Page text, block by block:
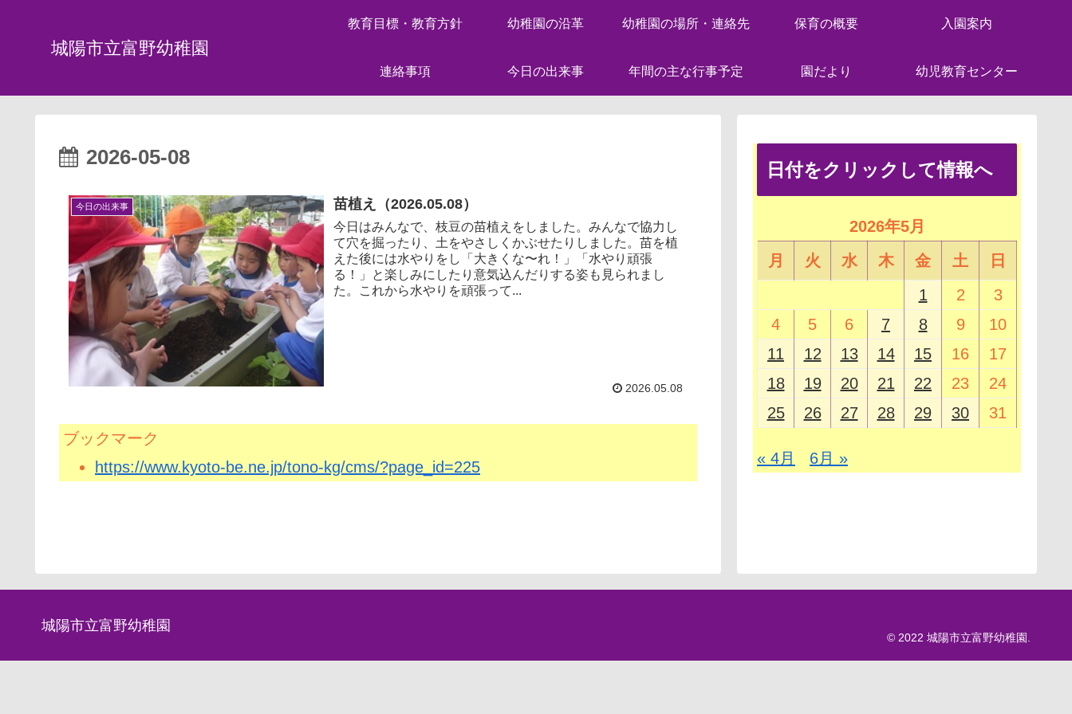
城陽市立富野幼稚園
教育目標・教育方針 幼稚園の沿革 幼稚園の場所・連絡先 保育の概要 入園案内
連絡事項 今日の出来事 年間の主な行事予定 園だより 幼児教育センター
2026-05-08
今日の出来事 苗植え（2026.05.08）
今日はみんなで、枝豆の苗植えをしました。みんなで協力し
て穴を掘ったり、土をやさしくかぶせたりしました。苗を植
えた後には水やりをし「大きくな〜れ！」「水やり頑張
る！」と楽しみにしたり意気込んだりする姿も見られまし
た。これから水やりを頑張って...
2026.05.08
ブックマーク
https://www.kyoto-be.ne.jp/tono-kg/cms/?page_id=225
日付をクリックして情報へ
2026年5月
月
火 水 木 金 土
日
1
2
3
4
5 6 7 8 9
10
11
12 13 14 15 16
17
18
19 20 21 22 23
24
25
26 27 28 29 30 31
« 4月 6月 »
城陽市立富野幼稚園
© 2022 城陽市立富野幼稚園.